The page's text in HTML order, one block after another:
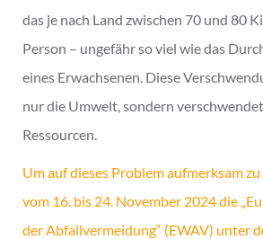
das je nach Land zwischen 70 und 80
Person – ungefähr so viel wie das
eines Erwachsenen. Diese
nur die Umwelt, sondern
Ressourcen.
Um auf dieses Problem aufmerksam
vom 16. bis 24. November 2024 die
der Abfallvermeidung“ (EWAV) unter